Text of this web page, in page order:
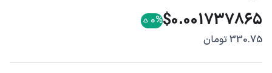
$0.001737865
0%
330.75 تومان